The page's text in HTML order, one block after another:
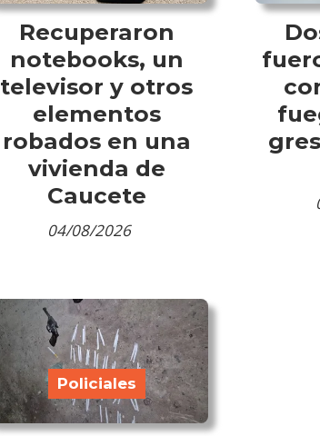
Recuperaron
notebooks, un
televisor y otros
elementos
robados en una
vivienda de
Caucete
04/08/2026
Policiales